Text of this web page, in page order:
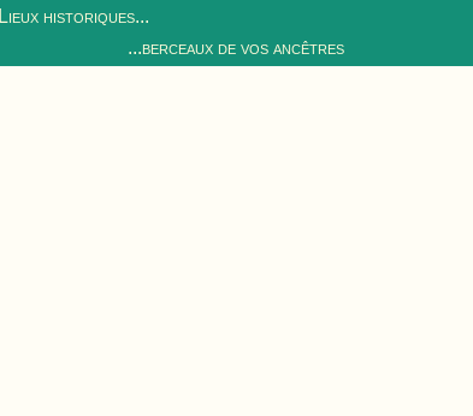
Lieux historiques...
...berceaux de vos ancêtres